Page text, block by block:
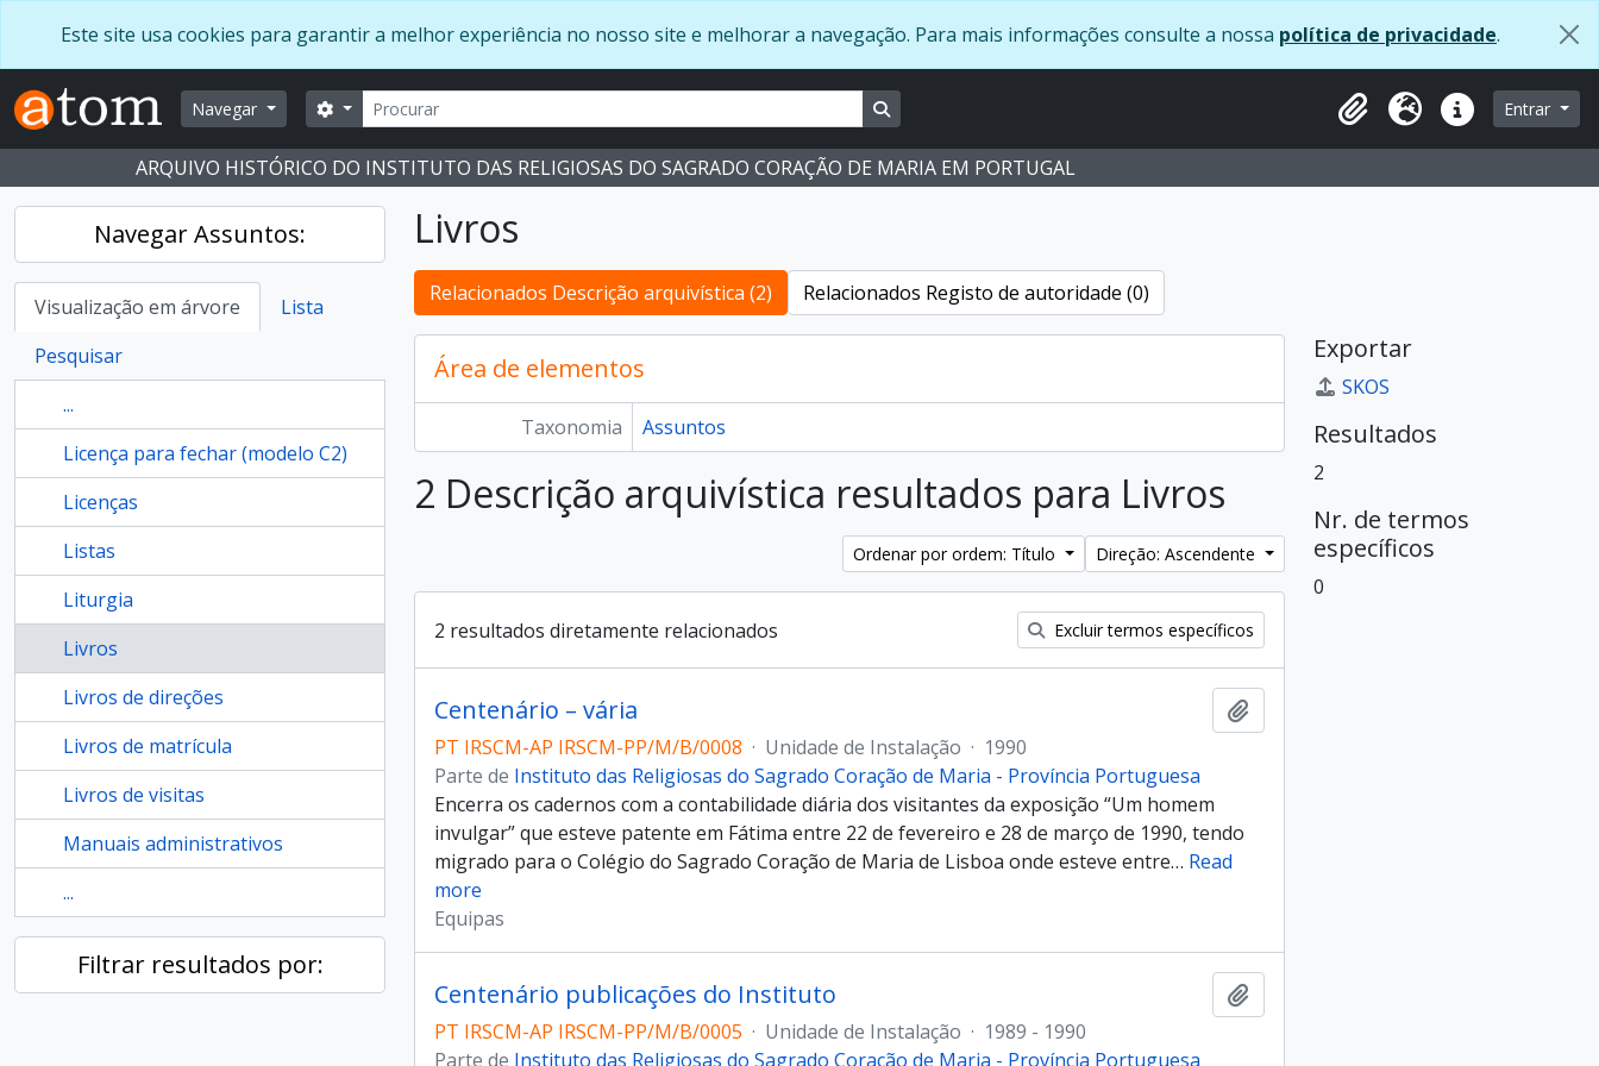
Este site usa cookies para garantir a melhor experiência no nosso site e melhorar a navegação. Para mais informações consulte a nossa política de privacidade.
Navegar Pesquisar
Opções de busca
Clipboard
Idioma Ligações rápidas
Entrar
ARQUIVO HISTÓRICO DO INSTITUTO DAS RELIGIOSAS DO SAGRADO CORAÇÃO DE MARIA EM PORTUGAL
Navegar Assuntos:
Visualização em árvore
Lista
Pesquisar
...
Licença para fechar (modelo C2)
Licenças
Listas
Liturgia
Livros
Livros de direções
Livros de matrícula
Livros de visitas
Manuais administrativos
...
Filtrar resultados por:
Livros
Relacionados Descrição arquivística (2) Relacionados Registo de autoridade (0)
Área de elementos
Taxonomia Assuntos
2 Descrição arquivística resultados para Livros
Ordenar por ordem: Título Direção: Ascendente
2 resultados diretamente relacionados Excluir termos específicos
Centenário – vária
PT IRSCM-AP IRSCM-PP/M/B/0008 · Unidade de Instalação · 1990
Parte de Instituto das Religiosas do Sagrado Coração de Maria - Província Portuguesa
Encerra os cadernos com a contabilidade diária dos visitantes da exposição “Um homem
invulgar” que esteve patente em Fátima entre 22 de fevereiro e 28 de março de 1990, tendo
migrado para o Colégio do Sagrado Coração de Maria de Lisboa onde esteve entre… Read
more
Equipas
Centenário publicações do Instituto
PT IRSCM-AP IRSCM-PP/M/B/0005 · Unidade de Instalação · 1989 - 1990
Parte de Instituto das Religiosas do Sagrado Coração de Maria - Província Portuguesa
Exportar
SKOS
Resultados
2
Nr. de termos
específicos
0